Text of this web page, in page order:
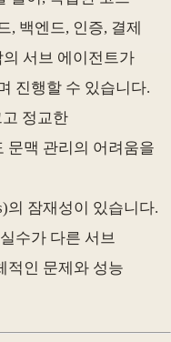
, 백엔드, 인증, 결제
서브 에이전트가
진행할 수 있습니다.
정교한
문맥 관리의 어려움을
의 잠재성이 있습니다.
수가 다른 서브
적인 문제와 성능